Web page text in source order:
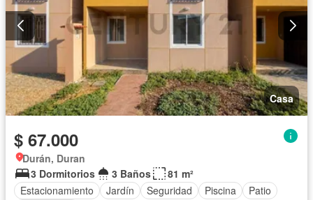
Casa
$ 67.000
Durán, Duran
3 Dormitorios
3 Baños
81 m²
Estacionamiento
Jardín Seguridad Piscina
Patio